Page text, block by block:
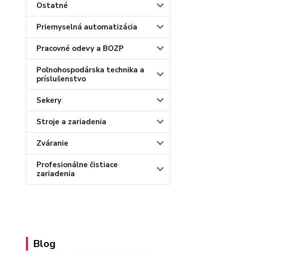
Ostatné
Priemyselná automatizácia
Pracovné odevy a BOZP
Poľnohospodárska technika a
príslušenstvo
Sekery
Stroje a zariadenia
Zváranie
Profesionálne čistiace
zariadenia
Blog